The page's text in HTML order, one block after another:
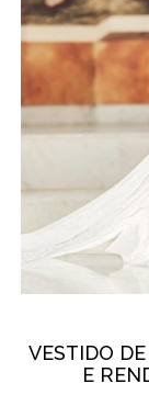
VESTIDO
E